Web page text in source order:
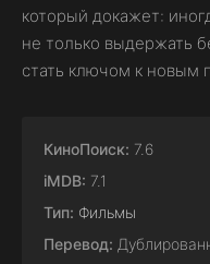
который докажет:
не только выдержать
стать ключом к новым
КиноПоиск: 7.6
iMDB: 7.1
Тип: Фильмы
Перевод: